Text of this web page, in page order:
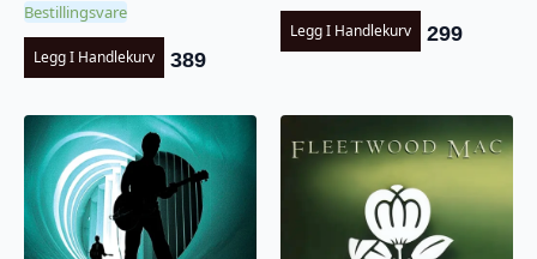
Bestillingsvare
Legg I Handlekurv 389
Legg I Handlekurv 299